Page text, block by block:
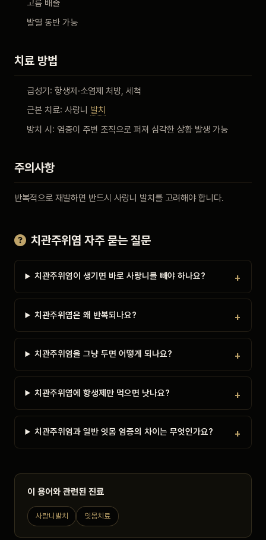
회원가입 / 로그인
고름 배출
발열 동반 가능
치료 방법
급성기: 항생제·소염제 처방, 세척
근본 치료: 사랑니 발치
방치 시: 염증이 주변 조직으로 퍼져 심각한 상황 발생 가능
주의사항
반복적으로 재발하면 반드시 사랑니 발치를 고려해야 합니다.
치관주위염 자주 묻는 질문
치관주위염이 생기면 바로 사랑니를 빼야 하나요?
치관주위염은 왜 반복되나요?
치관주위염을 그냥 두면 어떻게 되나요?
치관주위염에 항생제만 먹으면 낫나요?
치관주위염과 일반 잇몸 염증의 차이는 무엇인가요?
이 용어와 관련된 진료
사랑니발치 잇몸치료